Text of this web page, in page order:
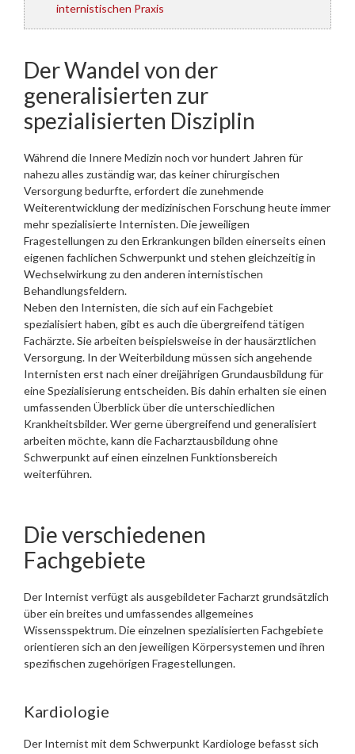
internistischen Praxis
Der Wandel von der
generalisierten zur
spezialisierten Disziplin
Während die Innere Medizin noch vor hundert Jahren für
nahezu alles zuständig war, das keiner chirurgischen
Versorgung bedurfte, erfordert die zunehmende
Weiterentwicklung der medizinischen Forschung heute immer
mehr spezialisierte Internisten. Die jeweiligen
Fragestellungen zu den Erkrankungen bilden einerseits einen
eigenen fachlichen Schwerpunkt und stehen gleichzeitig in
Wechselwirkung zu den anderen internistischen
Behandlungsfeldern.
Neben den Internisten, die sich auf ein Fachgebiet
spezialisiert haben, gibt es auch die übergreifend tätigen
Fachärzte. Sie arbeiten beispielsweise in der hausärztlichen
Versorgung. In der Weiterbildung müssen sich angehende
Internisten erst nach einer dreijährigen Grundausbildung für
eine Spezialisierung entscheiden. Bis dahin erhalten sie einen
umfassenden Überblick über die unterschiedlichen
Krankheitsbilder. Wer gerne übergreifend und generalisiert
arbeiten möchte, kann die Facharztausbildung ohne
Schwerpunkt auf einen einzelnen Funktionsbereich
weiterführen.
Die verschiedenen
Fachgebiete
Der Internist verfügt als ausgebildeter Facharzt grundsätzlich
über ein breites und umfassendes allgemeines
Wissensspektrum. Die einzelnen spezialisierten Fachgebiete
orientieren sich an den jeweiligen Körpersystemen und ihren
spezifischen zugehörigen Fragestellungen.
Kardiologie
Der Internist mit dem Schwerpunkt Kardiologe befasst sich